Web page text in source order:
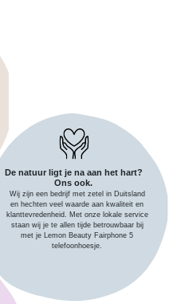
De natuur ligt je na aan het hart?
Ons ook.
Wij zijn een bedrijf met zetel in Duitsland
en hechten veel waarde aan kwaliteit en
klanttevredenheid. Met onze lokale service
staan wij je te allen tijde betrouwbaar bij
met je Lemon Beauty Fairphone 5
telefoonhoesje.